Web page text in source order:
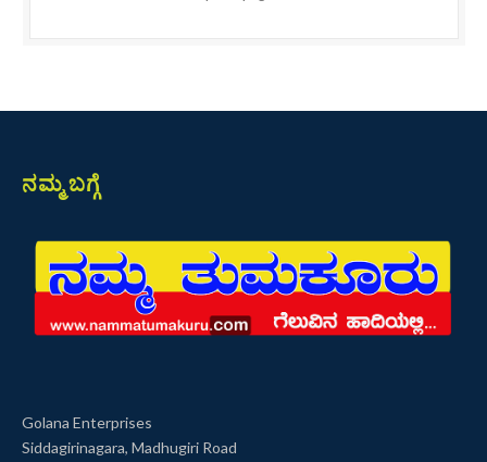
ನಮ್ಮ ಬಗ್ಗೆ
Golana Enterprises
Siddagirinagara, Madhugiri Road